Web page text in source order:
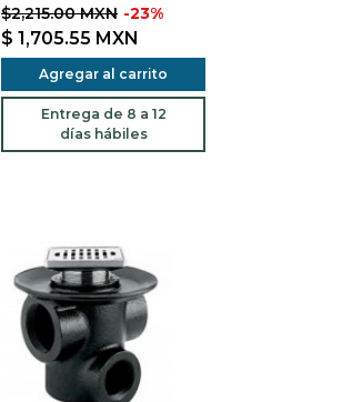
$2,215.00 MXN -23%
$ 1,705.55 MXN
Agregar al carrito
Entrega de 8 a 12
días hábiles